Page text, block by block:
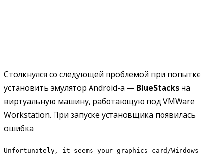
Столкнулся со следующей проблемой при попытке
установить эмулятор Android-а — BlueStacks на
виртуальную машину, работающую под VMWare
Workstation. При запуске установщика появилась
ошибка
Unfortunately, it seems your graphics card/Windows